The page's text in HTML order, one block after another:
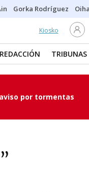
Gorka Rodríguez
Kiosko
TRIBUNAS
por tormentas